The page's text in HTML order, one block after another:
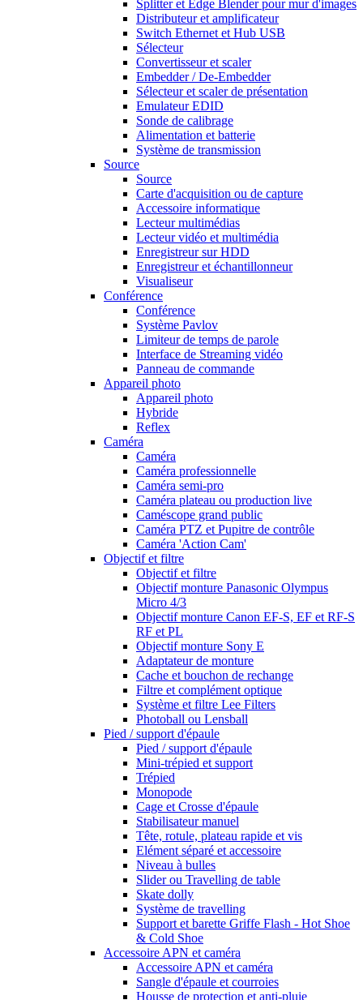
Splitter et Edge Blender pour mur d'images
Distributeur et amplificateur
Switch Ethernet et Hub USB
Sélecteur
Convertisseur et scaler
Embedder / De-Embedder
Sélecteur et scaler de présentation
Emulateur EDID
Sonde de calibrage
Alimentation et batterie
Système de transmission
Source
Source
Carte d'acquisition ou de capture
Accessoire informatique
Lecteur multimédias
Lecteur vidéo et multimédia
Enregistreur sur HDD
Enregistreur et échantillonneur
Visualiseur
Conférence
Conférence
Système Pavlov
Limiteur de temps de parole
Interface de Streaming vidéo
Panneau de commande
Appareil photo
Appareil photo
Hybride
Reflex
Caméra
Caméra
Caméra professionnelle
Caméra semi-pro
Caméra plateau ou production live
Caméscope grand public
Caméra PTZ et Pupitre de contrôle
Caméra 'Action Cam'
Objectif et filtre
Objectif et filtre
Objectif monture Panasonic Olympus
Micro 4/3
Objectif monture Canon EF-S, EF et RF-S
RF et PL
Objectif monture Sony E
Adaptateur de monture
Cache et bouchon de rechange
Filtre et complément optique
Système et filtre Lee Filters
Photoball ou Lensball
Pied / support d'épaule
Pied / support d'épaule
Mini-trépied et support
Trépied
Monopode
Cage et Crosse d'épaule
Stabilisateur manuel
Tête, rotule, plateau rapide et vis
Elément séparé et accessoire
Niveau à bulles
Slider ou Travelling de table
Skate dolly
Système de travelling
Support et barette Griffe Flash - Hot Shoe
& Cold Shoe
Accessoire APN et caméra
Accessoire APN et caméra
Sangle d'épaule et courroies
Housse de protection et anti-pluie